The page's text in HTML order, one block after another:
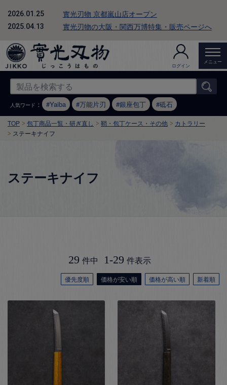
2026.01.25 實光刃物 京都嵐山店オープン
2025.04.13 實光刃物の大阪・関西万博特集・販売ページへ
ログイン
メニュー
人気ワード ： Yaiba 万能片刃 銀座包丁 砥石
TOP 包丁商品一覧・研ぎ直し 鞘・包丁ケース・その他
カトラリー
ステーキナイフ
ステーキナイフ
優先度順 価格が安い順 価格が高い順 新着順
29 件中 1-29 件表示